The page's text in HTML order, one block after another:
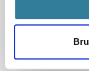
Afgørelse om
senest har
Følgende
Ankestyrelsen